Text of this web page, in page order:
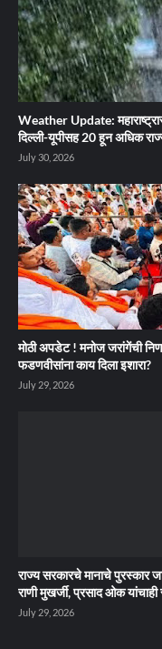
Weather Update:
दिल्ली-यूपीसह 20 हून अधिक
July 30, 2026
मोठी अपडेट ! मनोज जरांगेंची
फडणवीसांना काय दिला इशारा?
July 29, 2026
राज्य सरकारचे मानाचे पुरस्कार
राणी मुखर्जी, प्रसाद ओक यांचाही
July 29, 2026